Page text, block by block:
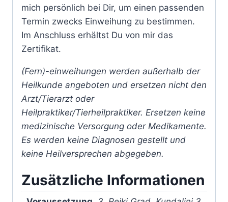
mich persönlich bei Dir, um einen passenden
Termin zwecks Einweihung zu bestimmen.
Im Anschluss erhältst Du von mir das
Zertifikat.
(Fern)-einweihungen werden außerhalb der
Heilkunde angeboten und ersetzen nicht den
Arzt/Tierarzt oder
Heilpraktiker/Tierheilpraktiker. Ersetzen keine
medizinische Versorgung oder Medikamente.
Es werden keine Diagnosen gestellt und
keine Heilversprechen abgegeben.
Zusätzliche Informationen